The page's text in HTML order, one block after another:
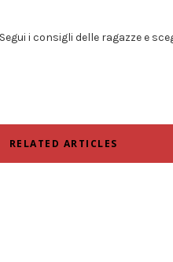
i consigli delle ragazze e
RELATED ARTICLES